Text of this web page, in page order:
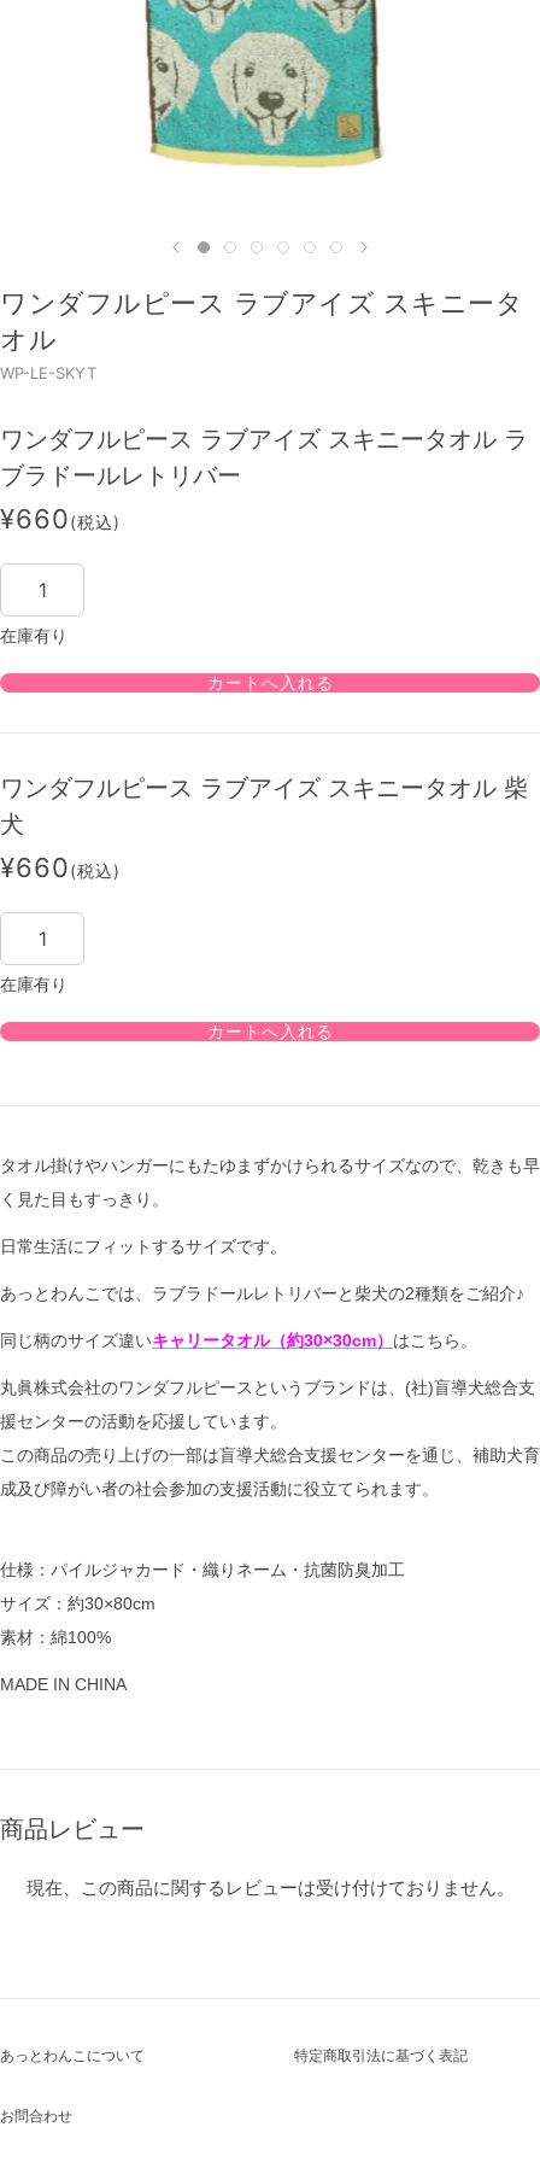
ワンダフルピース ラブアイズ スキニータ
オル
WP-LE-SKYT
ワンダフルピース ラブアイズ スキニータオル ラ
ブラドールレトリバー
¥660(税込)
在庫有り
ワンダフルピース ラブアイズ スキニータオル 柴
犬
¥660(税込)
在庫有り
タオル掛けやハンガーにもたゆまずかけられるサイズなので、乾きも早
く見た目もすっきり。
日常生活にフィットするサイズです。
あっとわんこでは、ラブラドールレトリバーと柴犬の2種類をご紹介♪
同じ柄のサイズ違いキャリータオル（約30×30cm） はこちら。
丸眞株式会社のワンダフルピースというブランドは、(社)盲導犬総合支
援センターの活動を応援しています。
この商品の売り上げの一部は盲導犬総合支援センターを通じ、補助犬育
成及び障がい者の社会参加の支援活動に役立てられます。
仕様：パイルジャカード・織りネーム・抗菌防臭加工
サイズ：約30×80cm
素材：綿100%
MADE IN CHINA
商品レビュー
現在、この商品に関するレビューは受け付けておりません。
あっとわんこについて 特定商取引法に基づく表記
お問合わせ